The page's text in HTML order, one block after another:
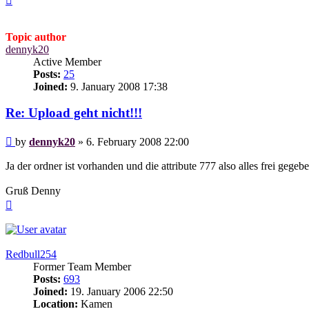
Topic author
dennyk20
Active Member
Posts: 25
Joined: 9. January 2008 17:38
Re: Upload geht nicht!!!
Post
by dennyk20 » 6. February 2008 22:00
Ja der ordner ist vorhanden und die attribute 777 also alles frei
Gruß Denny
Redbull254
Former Team Member
Posts: 693
Joined: 19. January 2006 22:50
Location: Kamen